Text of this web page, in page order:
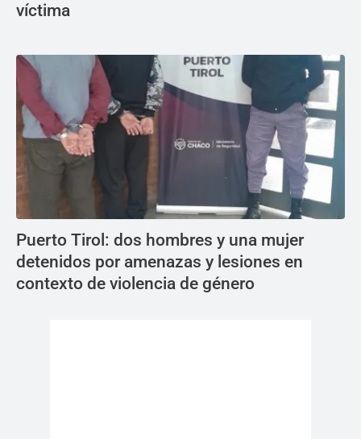
víctima
Puerto Tirol: dos hombres y una mujer
detenidos por amenazas y lesiones en
contexto de violencia de género